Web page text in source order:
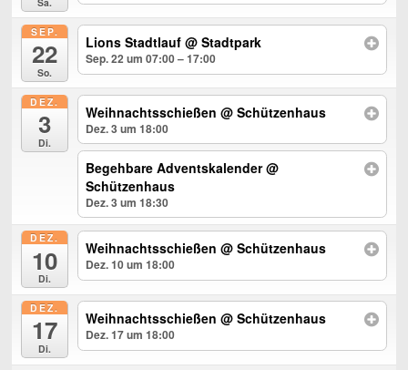
SEP.
22
So.
Lions Stadtlauf @ Stadtpark
Sep. 22 um 07:00 – 17:00
DEZ.
3
Di.
Weihnachtsschießen @ Schützenhaus
Dez. 3 um 18:00
Begehbare Adventskalender@
Schützenhaus
Dez. 3 um 18:30
DEZ.
10
Di.
Weihnachtsschießen @ Schützenhaus
Dez. 10 um 18:00
DEZ.
17
Di.
Weihnachtsschießen @ Schützenhaus
Dez. 17 um 18:00